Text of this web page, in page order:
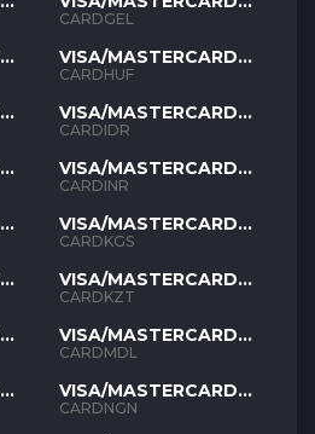
GEL
CARDGEL
VISA/MASTERCARD
HUF
CARDHUF
VISA/MASTERCARD
IDR
CARDIDR
VISA/MASTERCARD
INR
CARDINR
VISA/MASTERCARD
KGS
CARDKGS
VISA/MASTERCARD
KZT
CARDKZT
VISA/MASTERCARD
MDL
CARDMDL
VISA/MASTERCARD
NGN
CARDNGN